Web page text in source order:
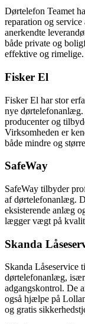
Dørtelefon Teamet
reparation og
anerkendte
både private og
effektive og rimelige.
Fisker El
Fisker El har stor
nye dørtelefonanlæg.
producenter og
Virksomheden er
både mindre og
SafeWay
SafeWay tilbyder
af dørtelefonanlæg.
eksisterende anlæg
lægger vægt på
Skanda
Skanda Låseservice
dørtelefonanlæg,
adgangskontrol. De
også hjælpe på
og gratis